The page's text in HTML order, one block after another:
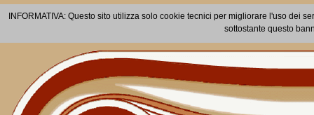
INFORMATIVA: Questo sito utilizza solo cookie tecnici per migliorare l'uso dei
sottostante questo